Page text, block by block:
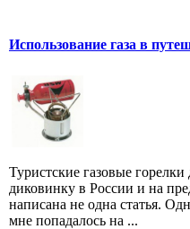
Использование газа в
Туристские газовые
диковинку в России и на
написана не одна статья.
мне попадалось на ...